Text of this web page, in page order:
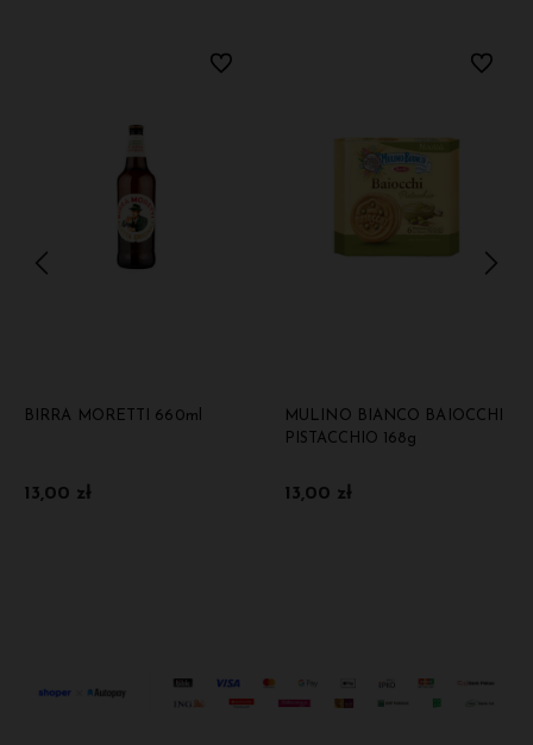
BIRRA MORETTI 660ml
13,00 zł
Do ulubionych
MULINO BIANCO BAIOCCHI
PISTACCHIO 168g
13,00 zł
Do